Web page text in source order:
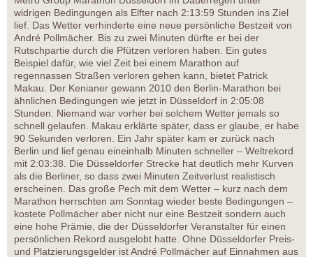
widrigen Bedingungen als Elfter nach 2:13:59 Stunden ins Ziel
lief. Das Wetter verhinderte eine neue persönliche Bestzeit von
André Pollmächer. Bis zu zwei Minuten dürfte er bei der
Rutschpartie durch die Pfützen verloren haben. Ein gutes
Beispiel dafür, wie viel Zeit bei einem Marathon auf
regennassen Straßen verloren gehen kann, bietet Patrick
Makau. Der Kenianer gewann 2010 den Berlin-Marathon bei
ähnlichen Bedingungen wie jetzt in Düsseldorf in 2:05:08
Stunden. Niemand war vorher bei solchem Wetter jemals so
schnell gelaufen. Makau erklärte später, dass er glaube, er habe
90 Sekunden verloren. Ein Jahr später kam er zurück nach
Berlin und lief genau eineinhalb Minuten schneller – Weltrekord
mit 2:03:38. Die Düsseldorfer Strecke hat deutlich mehr Kurven
als die Berliner, so dass zwei Minuten Zeitverlust realistisch
erscheinen. Das große Pech mit dem Wetter – kurz nach dem
Marathon herrschten am Sonntag wieder beste Bedingungen –
kostete Pollmächer aber nicht nur eine Bestzeit sondern auch
eine hohe Prämie, die der Düsseldorfer Veranstalter für einen
persönlichen Rekord ausgelobt hatte. Ohne Düsseldorfer Preis-
und Platzierungsgelder ist André Pollmächer auf Einnahmen aus